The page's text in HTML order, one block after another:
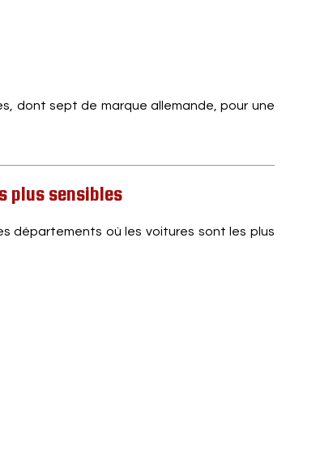
dont sept de marque allemande, pour une
plus sensibles
départements où les voitures sont les plus